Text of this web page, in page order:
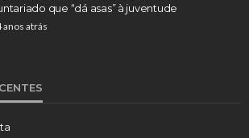
que “dá asas” à juventude
anos atrás